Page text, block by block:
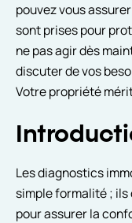
pouvez vous
sont prises pour
ne pas agir dès
discuter de vos
Votre propriété
Les diagnostics
simple formalité ;
pour assurer la